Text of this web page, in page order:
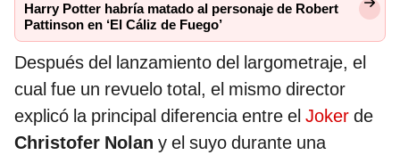
Harry Potter habría matado al personaje de Robert
Pattinson en ‘El Cáliz de Fuego’
Después del lanzamiento del largometraje, el
cual fue un revuelo total, el mismo director
explicó la principal diferencia entre el Joker de
Christofer Nolan y el suyo durante una